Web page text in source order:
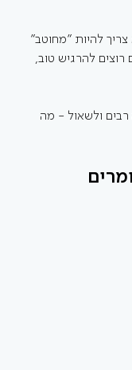
צריך להיות "מחוטב"
רוצים להרגיש טוב,
רבים ולשאול - מה